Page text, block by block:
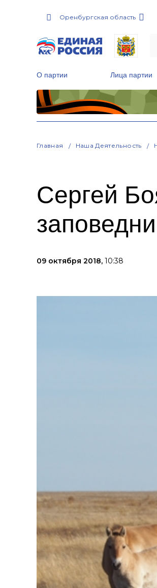
Оренбургская область
О партии Лица партии
Главная Наша Деятельность
Сергей
09 октября 2018, 10:38